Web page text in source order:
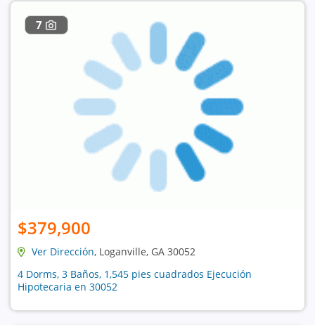
7
$379,900
Ver Dirección, Loganville, GA 30052
4 Dorms, 3 Baños, 1,545 pies cuadrados Ejecución
Hipotecaria en 30052